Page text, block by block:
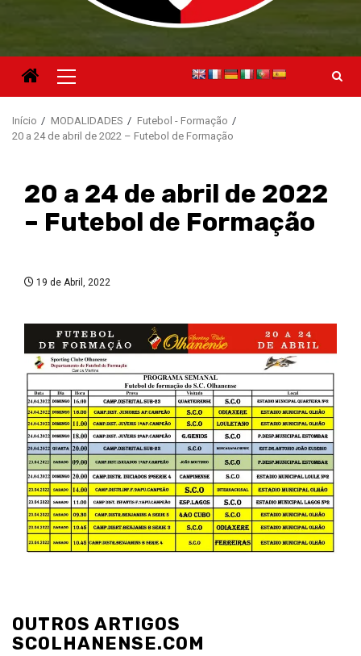
Menu
principal
Início MODALIDADES
Futebol - Formação
20 a 24 de abril de 2022 – Futebol de Formação
20 a 24 de abril de 2022
– Futebol de Formação
19 de Abril, 2022
de
artigos
OUTROS ARTIGOS
SCOLHANENSE.COM